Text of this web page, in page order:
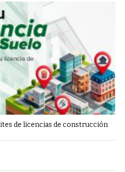
de licencias de construcción